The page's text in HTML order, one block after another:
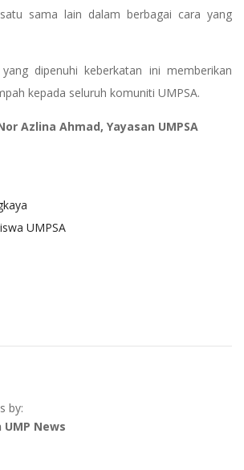
sama lain dalam berbagai cara yang
dipenuhi keberkatan ini memberikan
kepada seluruh komuniti UMPSA.
Azlina Ahmad, Yayasan UMPSA
UMPSA
by:
News